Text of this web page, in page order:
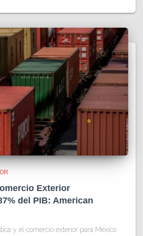
Exterior
del PIB: American
y el comercio exterior para México